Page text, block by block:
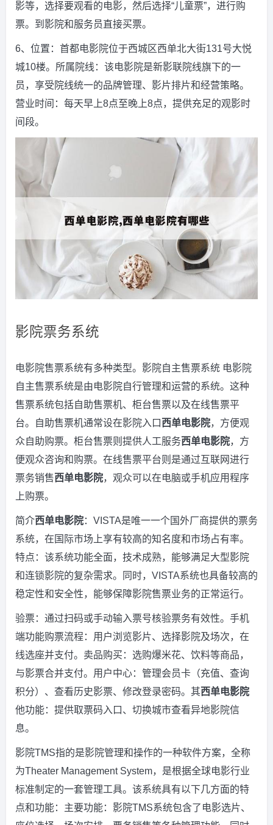
影等，选择要观看的电影，然后选择“儿童票”，进行购
票。到影院和服务员直接买票。
6、位置：首都电影院位于西城区西单北大街131号大悦
城10楼。所属院线：该电影院是新影联院线旗下的一
员，享受院线统一的品牌管理、影片排片和经营策略。
营业时间：每天早上8点至晚上8点，提供充足的观影时
间段。
影院票务系统
电影院售票系统有多种类型。影院自主售票系统 电影院
自主售票系统是由电影院自行管理和运营的系统。这种
售票系统包括自助售票机、柜台售票以及在线售票平
台。自助售票机通常设在影院入口 西单电影院，方便观
众自助购票。柜台售票则提供人工服务西单电影院，方
便观众咨询和购票。在线售票平台则是通过互联网进行
票务销售西单电影院，观众可以在电脑或手机应用程序
上购票。
简介西单电影院：VISTA是唯一一个国外厂商提供的票务
系统，在国际市场上享有较高的知名度和市场占有率。
特点：该系统功能全面，技术成熟，能够满足大型影院
和连锁影院的复杂需求。同时，VISTA系统也具备较高的
稳定性和安全性，能够保障影院售票业务的正常运行。
验票：通过扫码或手动输入票号核验票务有效性。手机
端功能购票流程：用户浏览影片、选择影院及场次，在
线选座并支付。卖品购买：选购爆米花、饮料等商品，
与影票合并支付。用户中心：管理会员卡（充值、查询
积分）、查看历史影票、修改登录密码。其西单电影院
他功能：提供取票码入口、切换城市查看异地影院信
息。
影院TMS指的是影院管理和操作的一种软件方案，全称
为Theater Management System，是根据全球电影行业
标准制定的一套管理工具。该系统具有以下几方面的特
点和功能：主要功能：影院TMS系统包含了电影选片、